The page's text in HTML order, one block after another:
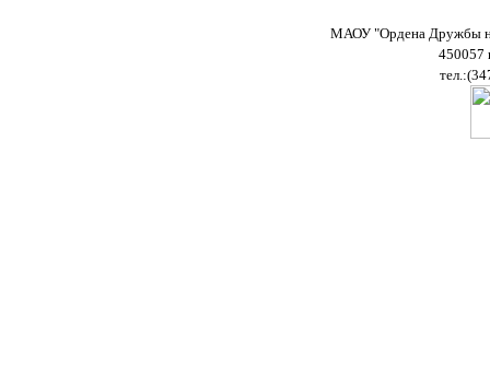
МАОУ "Ордена Дружбы
450057